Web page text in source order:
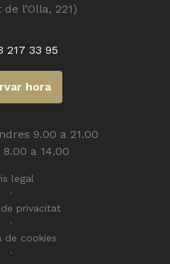
l’Olla, 221)
217 33 95
hora
9.00 a 21.00
8.00 a 14.00
legal
privacitat
de cookies